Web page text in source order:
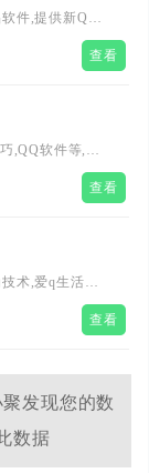
件,提供新QQ
打造全的QQ活
在短时间上手成
查看
,QQ软件等,努
络QQ生活更加
查看
术,爱q生活网,
术教程,QQ业
,努力为各位网查看
发现您的数
数据